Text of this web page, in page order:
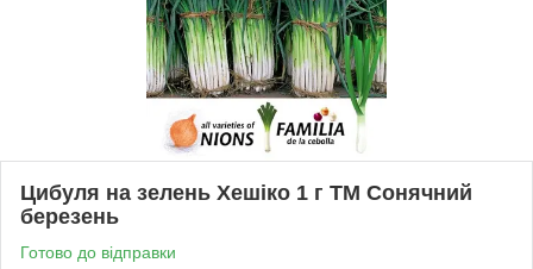
Цибуля на зелень Хешіко 1 г ТМ Сонячний
березень
Готово до відправки